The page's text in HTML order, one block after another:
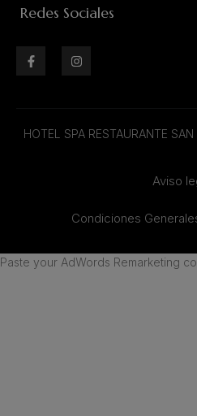
Redes Sociales
HOTEL SPA RESTAURANTE
Aviso
Condiciones
Paste your AdWords Remarketing